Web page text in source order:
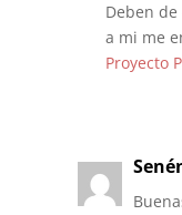
Deben
a mi me
Proyecto